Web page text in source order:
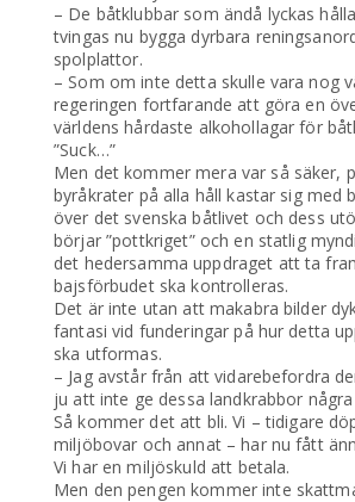
– De båtklubbar som ändå lyckas
tvingas nu bygga dyrbara
spolplattor.
– Som om inte detta skulle vara nog
regeringen fortfarande att göra en
världens hårdaste alkohollagar för
”Suck…”
Men det kommer mera var så säker,
byråkrater på alla håll kastar sig med
över det svenska båtlivet och dess
börjar ”pottkriget” och en statlig
det hedersamma uppdraget att ta
bajsförbudet ska kontrolleras.
Det är inte utan att makabra bilder
fantasi vid funderingar på hur detta
ska utformas.
– Jag avstår från att vidarebefordra
ju att inte ge dessa landkrabbor några
Så kommer det att bli. Vi – tidigare
miljöbovar och annat – har nu fått
Vi har en miljöskuld att betala.
Men den pengen kommer inte